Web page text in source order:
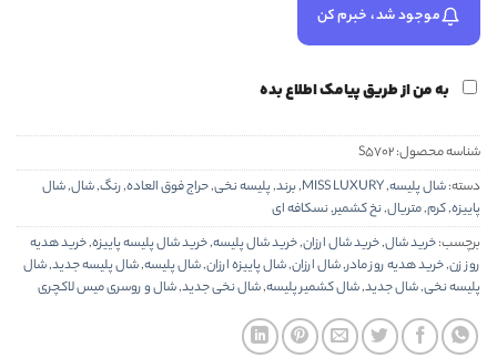
موجود شد، خبرم کن
به من از طریق پیامک اطلاع بده
شناسه محصول:S5702
دسته:شال پلیسه,
MISS LUXURY
,برند,پلیسه نخی,حراج فوق العاده,رنگ,شال,شال
پاییزه,کرم,متریال,نخ کشمیر,نسکافه ای
برچسب:خرید شال,خرید شال ارزان,خرید شال پلیسه,خرید شال پلیسه پاییزه,خرید هدیه
روز زن,خرید هدیه روز مادر,شال ارزان,شال پاییزه ارزان,شال پلیسه,شال پلیسه جدید,شال
پلیسه نخی,شال جدید,شال کشمیر پلیسه,شال نخی جدید,شال و روسری میس لاکچری